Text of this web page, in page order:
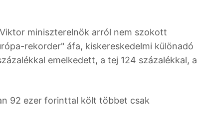
miniszterelnök arról nem szokott
rekorder" áfa, kiskereskedelmi különadó
emelkedett, a tej 124 százalékkal, a
92 ezer forinttal költ többet csak